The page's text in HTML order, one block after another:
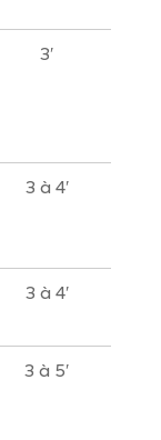
3′
3 à 4′
3 à 4′
3 à 5′